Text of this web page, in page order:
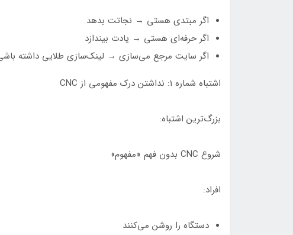
اگر مبتدی هستی → نجاتت بدهد
اگر حرفه‌ای هستی → یادت بیندازد
اگر سایت مرجع می‌سازی → لینک‌سازی طلایی داشته
اشتباه شماره ۱: نداشتن درک مفهومی از CNC
بزرگ‌ترین اشتباه:
شروع CNC بدون فهم «مفهوم»
افراد:
دستگاه را روشن می‌کنند